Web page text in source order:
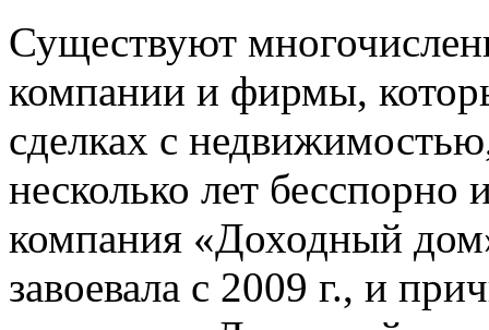
Существуют
компании и фирмы,
сделках с
несколько лет бесспорно
компания «Доходный
завоевала с 2009 г., и